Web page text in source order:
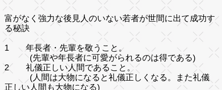
富がなく強力な後見人のいない若者が世間に出て成功す
る秘訣
1 年長者・先輩を敬うこと。
(先輩や年長者に可愛がられるのは得である)
2 礼儀正しい人間であること。
(人間は大物になると礼儀正しくなる。また礼儀
正しい人間も大物になる)